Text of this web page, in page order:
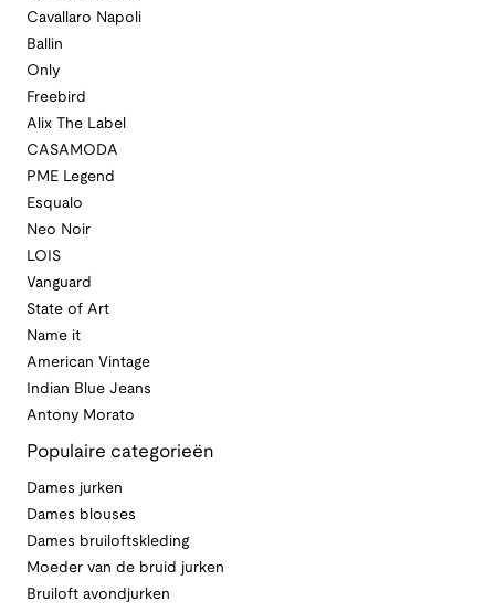
Cavallaro Napoli
Ballin
Only
Freebird
Alix The Label
CASAMODA
PME Legend
Esqualo
Neo Noir
LOIS
Vanguard
State of Art
Name it
American Vintage
Indian Blue Jeans
Antony Morato
Populaire categorieën
Dames jurken
Dames blouses
Dames bruiloftskleding
Moeder van de bruid jurken
Bruiloft avondjurken